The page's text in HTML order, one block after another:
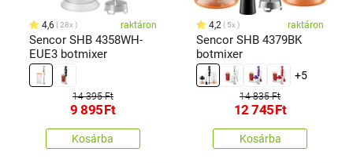
4,6 28x raktáron
Sencor SHB 4358WH-
EUE3 botmixer
14 395 Ft
9 895Ft
Kosárba
4,2 5x raktáron
Sencor SHB 4379BK
botmixer
+5
14 835 Ft
12 745Ft
Kosárba